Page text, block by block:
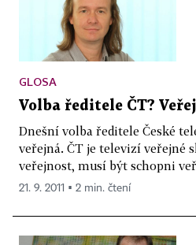
GLOSA
Volba ředitele ČT?
Dnešní volba ředitele České
veřejná. ČT je televizí veřejné
veřejnost, musí být schopni
21. 9. 2011 ▪ 2 min. čtení